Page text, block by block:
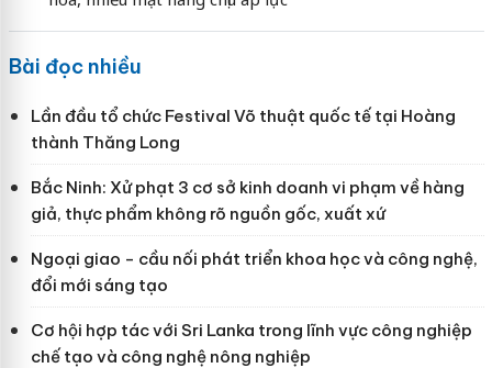
Bài đọc nhiều
Lần đầu tổ chức Festival Võ thuật quốc tế tại Hoàng
thành Thăng Long
Bắc Ninh: Xử phạt 3 cơ sở kinh doanh vi phạm về hàng
giả, thực phẩm không rõ nguồn gốc, xuất xứ
Ngoại giao - cầu nối phát triển khoa học và công nghệ,
đổi mới sáng tạo
Cơ hội hợp tác với Sri Lanka trong lĩnh vực công nghiệp
chế tạo và công nghệ nông nghiệp